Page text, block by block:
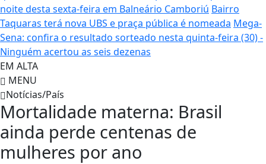
noite desta sexta-feira em Balneário Camboriú Bairro
Taquaras terá nova UBS e praça pública é nomeada Mega-
Sena: confira o resultado sorteado nesta quinta-feira (30) -
Ninguém acertou as seis dezenas
EM ALTA
MENU
Notícias/País
Mortalidade materna: Brasil
ainda perde centenas de
mulheres por ano